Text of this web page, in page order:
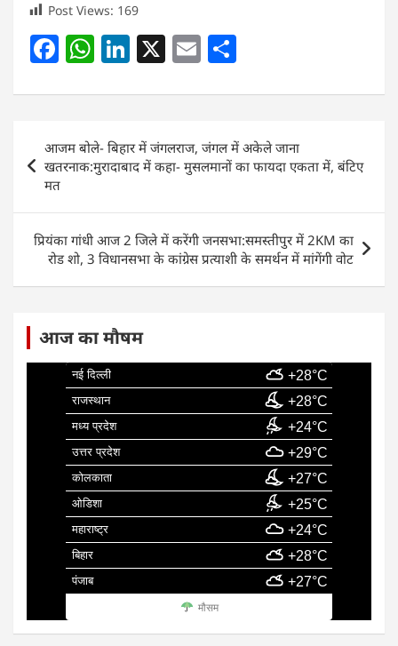
Post Views: 169
F
c
e
b
o
o
k
W
at
s
A
p
Li
k
e
dI
X E
ai
l
ar
e
navigation
आजम बोले- बिहार में जंगलराज, जंगल में अकेले जाना
खतरनाक:मुरादाबाद में कहा- मुसलमानों का फायदा एकता में, बंटिए
मत
प्रियंका गांधी आज 2 जिले में करेंगी जनसभा:समस्तीपुर में 2KM का
रोड शो, 3 विधानसभा के कांग्रेस प्रत्याशी के समर्थन में मांगेंगी वोट
आज का मौषम
नई दिल्ली +28°C
राजस्थान +28°C
मध्य प्रदेश +24°C
उत्तर प्रदेश +29°C
कोलकाता +27°C
ओडिशा +25°C
महाराष्ट्र +24°C
बिहार +28°C
पंजाब +27°C
मौसम